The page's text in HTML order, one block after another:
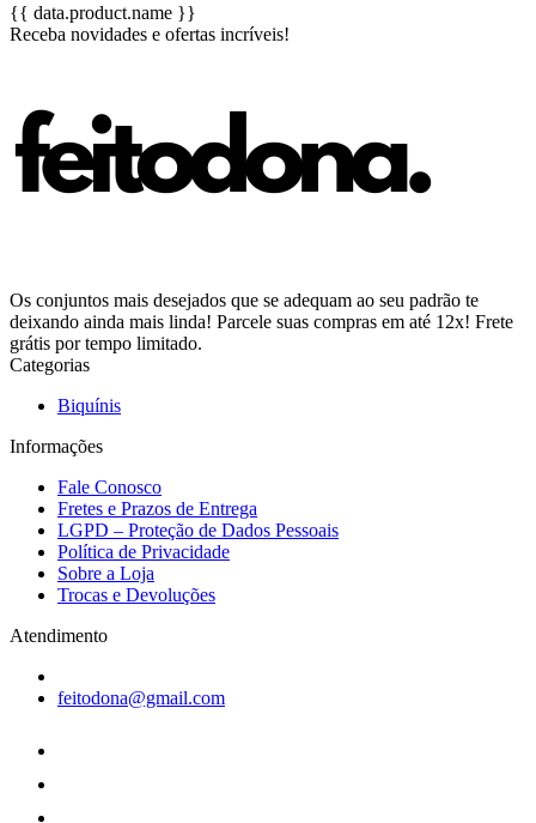
{{ data.product.name }}
Receba novidades e ofertas incríveis!
Os conjuntos mais desejados que se adequam ao seu padrão te
deixando ainda mais linda! Parcele suas compras em até 12x! Frete
grátis por tempo limitado.
Categorias
Biquínis
Informações
Fale Conosco
Fretes e Prazos de Entrega
LGPD – Proteção de Dados Pessoais
Política de Privacidade
Sobre a Loja
Trocas e Devoluções
Atendimento
feitodona@gmail.com